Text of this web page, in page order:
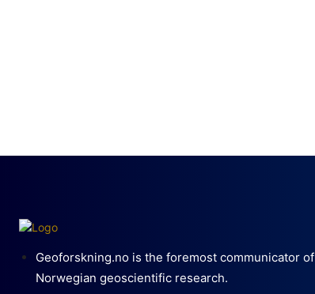
Geoforskning.no is the foremost communicator of
Norwegian geoscientific research.